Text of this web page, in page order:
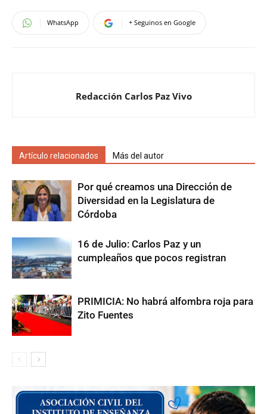
WhatsApp + Seguinos en Google
Redacción Carlos Paz Vivo
Artículo relacionados Más del autor
Por qué creamos una Dirección de
Diversidad en la Legislatura de
Córdoba
16 de Julio: Carlos Paz y un
cumpleaños que pocos registran
PRIMICIA: No habrá alfombra roja para
Zito Fuentes